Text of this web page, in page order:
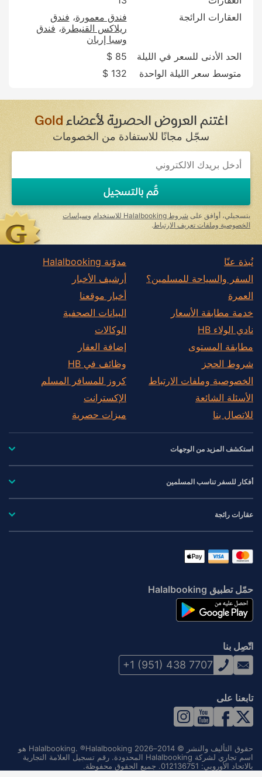
العقارات الرائجة
فندق معمورة فندق
ريلاكس القنيطرة فندق
وسبا إربان
الحد الأدنى للسعر في الليلة
85 $
متوسط سعر الليلة الواحدة
132 $
اغتنم العروض الحصرية لأعضاءGold
سجّل مجانًا للاستفادة من الخصومات
قُم بالتسجيل
بتسجيلي، أوافق على شروط Halalbooking للاستخدام وسياسات
الخصوصية وملفات تعريف الارتباط .
نُبذة عنّا
السفر والسياحة للمسلمين؟
العمرة
خدمة مطابقة الأسعار
نادي الولاء HB
مطابقة المستوى
شروط الحجز
الخصوصية وملفات الارتباط
الأسئلة الشائعة
للاتصال بنا
مدوّنة Halalbooking
أرشيف الأخبار
أخبار موقعنا
البيانات الصحفية
الوكالات
إضافة العقار
وظائف في HB
كروز للمسافر المسلم
الإكسترانت
ميزات حصرية
استكشف المزيد من الوجهات
أفكار للسفر تناسب المسلمين
عقارات رائجة
حمّل تطبيق Halalbooking
اتّصِل بنا
+1 (951) 438 7707
تابعنا على
حقوق التأليف والنشر © 2014–2026 Halalbooking. ®Halalbooking هو
اسم تجاري لشركة Halalbooking المحدودة. رقم تسجيل العلامة التجارية
بالاتحاد الأوروبي: 012136751. جميع الحقوق محفوظة.